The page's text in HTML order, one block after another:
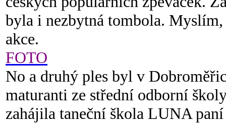
byla i nezbytná tombola.
akce.
FOTO
No a druhý ples byl v
maturanti ze střední odborní
zahájila taneční škola LUNA